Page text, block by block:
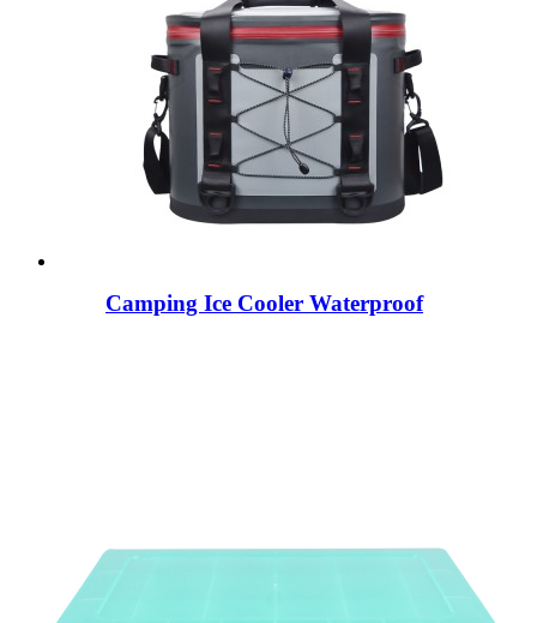
Camping Ice Cooler Waterproof